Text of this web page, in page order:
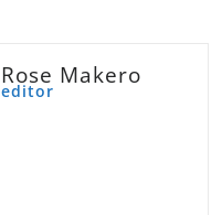
Rose Makero
editor